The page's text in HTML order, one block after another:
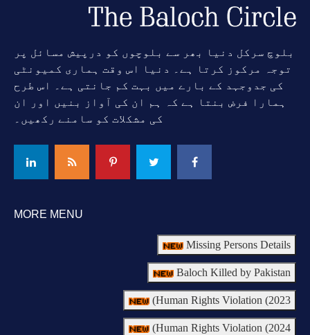
بلوچ سرکل دنیا بھر سے بلوچوں کو درپیش مسائل پر
توجہ مرکوز کرتا ہے۔ دنیا اس وقت ہماری کمیونٹی
کی جدوجہد کے بارے میں بہت کم جانتی ہے۔ اس طرح
ہمارا فرض بنتا ہے کہ ہم ان کی آواز بنیں اور ان
کی مشکلات کو سامنے رکھیں۔
MORE MENU
Missing Persons Details
Baloch Killed by Pakistan
Human Rights Violation (2023)
Human Rights Violation (2024)